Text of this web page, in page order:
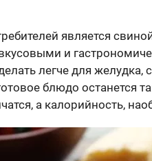
является
и
легче для
блюдо останется
а калорийность,